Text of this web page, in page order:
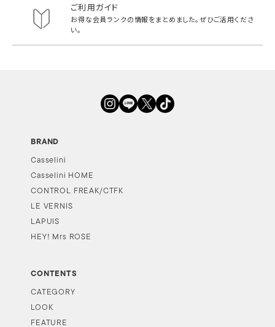
ご利用ガイド
お得な会員ランクの情報をまとめました。ぜひご活用くださ
い。
BRAND
Casselini
Casselini HOME
CONTROL FREAK/CTFK
LE VERNIS
LAPUIS
HEY! Mrs ROSE
CONTENTS
CATEGORY
LOOK
FEATURE